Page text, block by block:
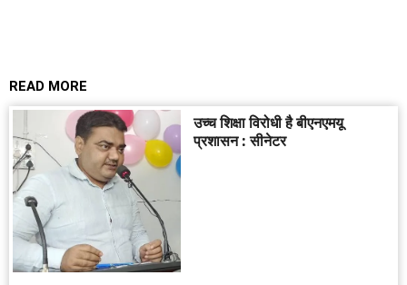
READ MORE
उच्च शिक्षा विरोधी है बीएनएमयू
प्रशासन : सीनेटर